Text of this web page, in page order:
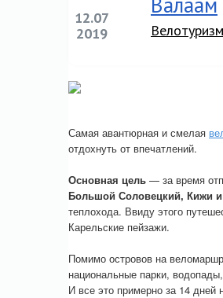
12.07
2019
Велотуризм
Самая авантюрная и смелая
отдохнуть от впечатлений.
Основная цель — за время
Большой Соловецкий, Кижи
теплохода. Ввиду этого
Карельские пейзажи.
Помимо островов на
национальные парки,
И все это примерно за 14 дней